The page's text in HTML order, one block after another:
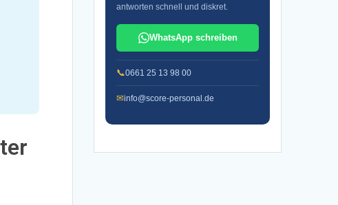
antworten schnell und diskret.
WhatsApp schreiben
📞0661 25 13 98 00
✉info@score-personal.de